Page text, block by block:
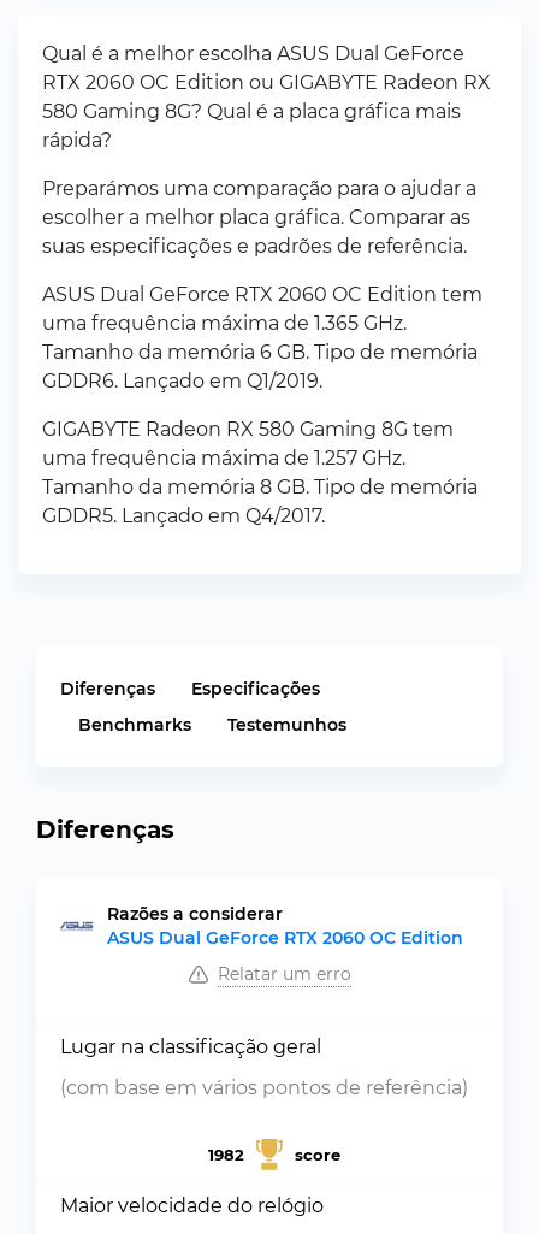
Qual é a melhor escolha ASUS Dual GeForce
RTX 2060 OC Edition ou GIGABYTE Radeon RX
580 Gaming 8G? Qual é a placa gráfica mais
rápida?
Preparámos uma comparação para o ajudar a
escolher a melhor placa gráfica. Comparar as
suas especificações e padrões de referência.
ASUS Dual GeForce RTX 2060 OC Edition tem
uma frequência máxima de 1.365 GHz.
Tamanho da memória 6 GB. Tipo de memória
GDDR6. Lançado em Q1/2019.
GIGABYTE Radeon RX 580 Gaming 8G tem
uma frequência máxima de 1.257 GHz.
Tamanho da memória 8 GB. Tipo de memória
GDDR5. Lançado em Q4/2017.
Diferenças
Especificações
Benchmarks
Testemunhos
Diferenças
Razões a considerar
ASUS Dual GeForce RTX 2060 OC Edition
Relatar um erro
Lugar na classificação geral
(com base em vários pontos de referência)
1982 score
Maior velocidade do relógio